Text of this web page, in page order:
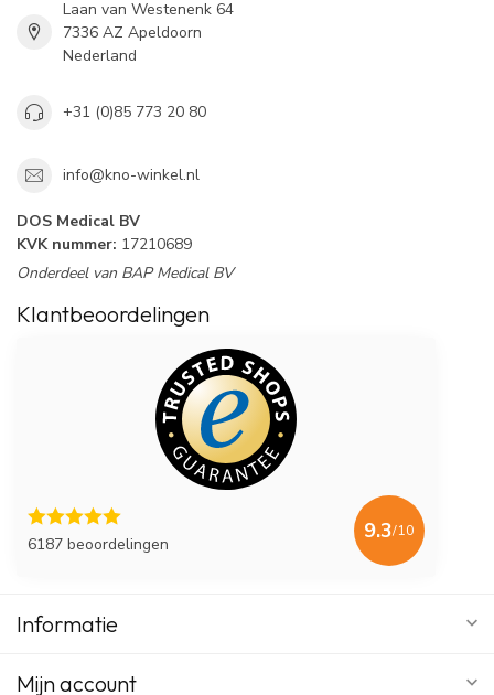
Laan van Westenenk 64
7336 AZ Apeldoorn
Nederland
+31 (0)85 773 20 80
info@kno-winkel.nl
DOS Medical BV
KVK nummer: 17210689
Onderdeel van BAP Medical BV
Klantbeoordelingen
6187 beoordelingen
9.3/10
Informatie
Mijn account